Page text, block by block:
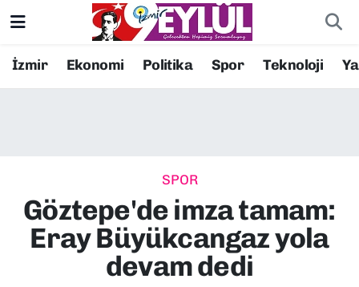
İzmir Ekonomi Politika Spor Teknoloji
SPOR
Göztepe'de imza tamam:
Eray Büyükcangaz yola
devam dedi
Resmi İlanlar
EKONOMİ
KÜLTÜR SANAT
Konak Nöbetçi Eczaneler
Süper Lig Puan Durumu ve Fikstür
Tüm Manşetler
Son Dakika Haberleri